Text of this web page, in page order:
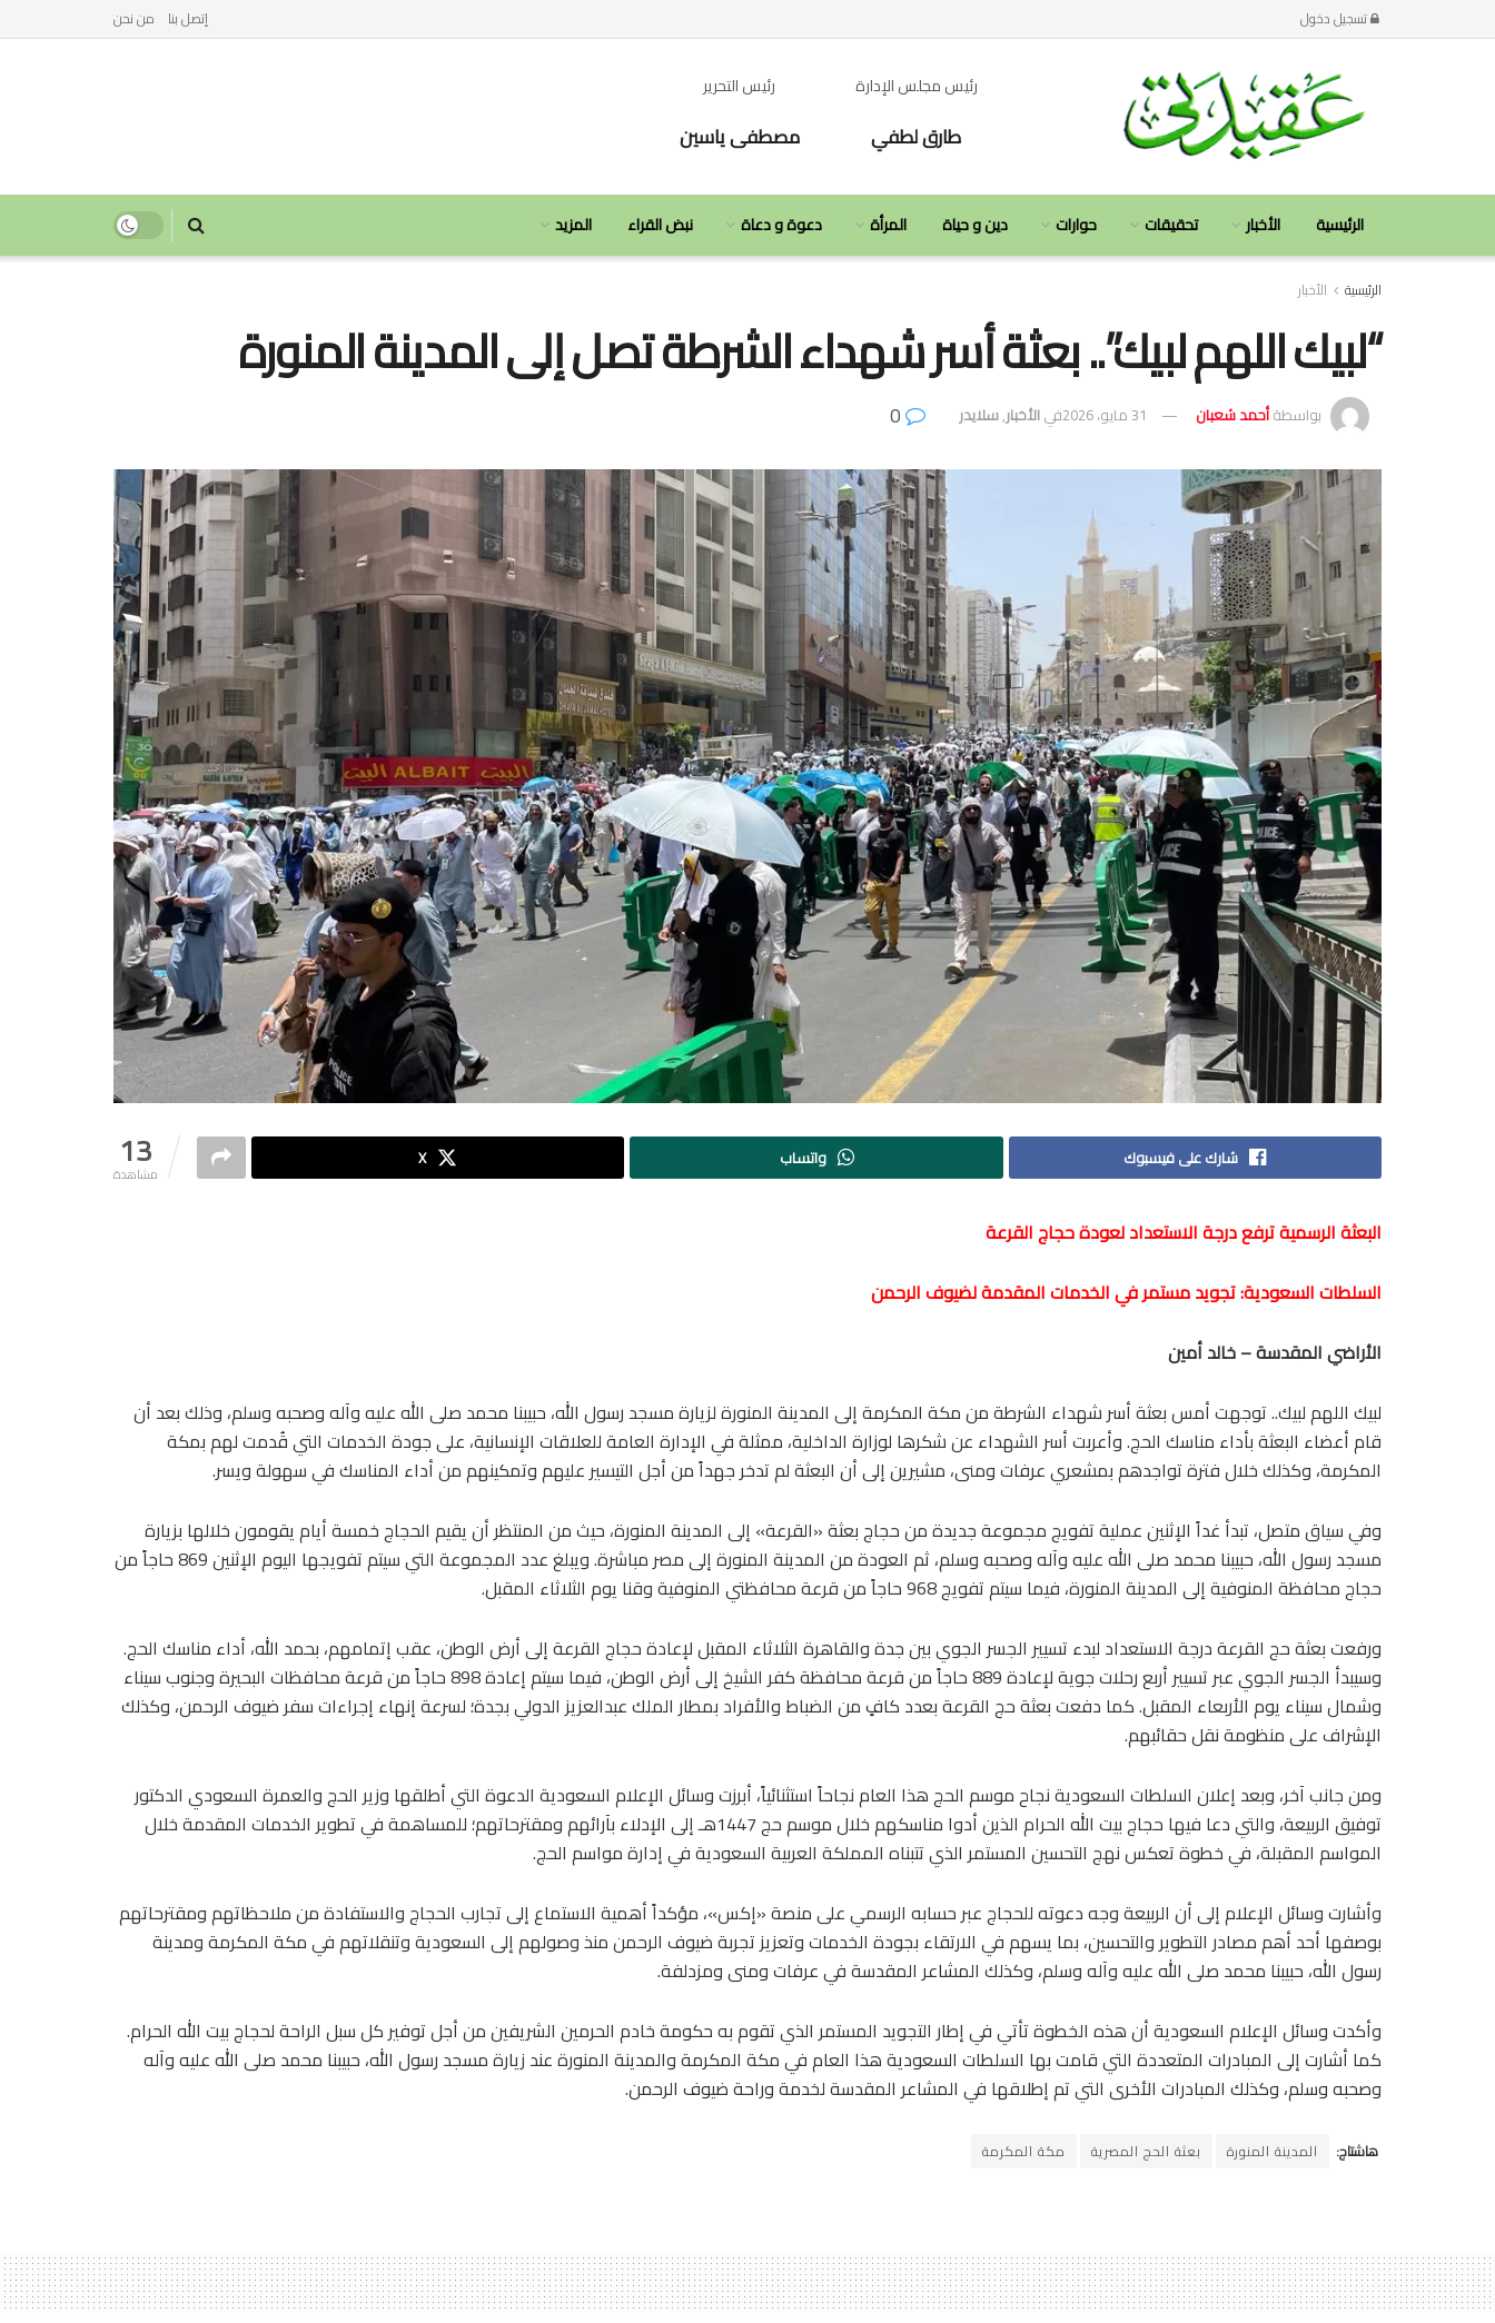
تسجيل دخول إتصل بنا من نحن
رئيس مجلس الإدارة
طارق لطفي
رئيس التحرير
مصطفى ياسين
الرئيسية الأخبار تحقيقات حوارات دين و حياة المرأة دعوة و دعاة نبض القراء المزيد
الرئيسية الأخبار
“لبيك اللهم لبيك”.. بعثة أسر شهداء الشرطة تصل إلى المدينة المنورة
بواسطةأحمد شعبان 31 مايو، 2026 فيالأخبار,سلايدر
13
مشاهدة
شارك على فيسبوك واتساب X
البعثة الرسمية ترفع درجة الاستعداد لعودة حجاج القرعة
السلطات السعودية: تجويد مستمر في الخدمات المقدمة لضيوف الرحمن
الأراضي المقدسة – خالد أمين
لبيك اللهم لبيك.. توجهت أمس بعثة أسر شهداء الشرطة من مكة المكرمة إلى المدينة المنورة لزيارة مسجد رسول الله، حبيبنا محمد صلى الله عليه وآله وصحبه وسلم، وذلك بعد أن
قام أعضاء البعثة بأداء مناسك الحج. وأعربت أسر الشهداء عن شكرها لوزارة الداخلية، ممثلة في الإدارة العامة للعلاقات الإنسانية، على جودة الخدمات التي قُدمت لهم بمكة
المكرمة، وكذلك خلال فترة تواجدهم بمشعري عرفات ومنى، مشيرين إلى أن البعثة لم تدخر جهداً من أجل التيسير عليهم وتمكينهم من أداء المناسك في سهولة ويسر.
وفي سياق متصل، تبدأ غداً الإثنين عملية تفويج مجموعة جديدة من حجاج بعثة «القرعة» إلى المدينة المنورة، حيث من المنتظر أن يقيم الحجاج خمسة أيام يقومون خلالها بزيارة
مسجد رسول الله، حبيبنا محمد صلى الله عليه وآله وصحبه وسلم، ثم العودة من المدينة المنورة إلى مصر مباشرة. ويبلغ عدد المجموعة التي سيتم تفويجها اليوم الإثنين 869 حاجاً من
حجاج محافظة المنوفية إلى المدينة المنورة، فيما سيتم تفويج 968 حاجاً من قرعة محافظتي المنوفية وقنا يوم الثلاثاء المقبل.
ورفعت بعثة حج القرعة درجة الاستعداد لبدء تسيير الجسر الجوي بين جدة والقاهرة الثلاثاء المقبل لإعادة حجاج القرعة إلى أرض الوطن، عقب إتمامهم، بحمد الله، أداء مناسك الحج.
وسيبدأ الجسر الجوي عبر تسيير أربع رحلات جوية لإعادة 889 حاجاً من قرعة محافظة كفر الشيخ إلى أرض الوطن، فيما سيتم إعادة 898 حاجاً من قرعة محافظات البحيرة وجنوب سيناء
وشمال سيناء يوم الأربعاء المقبل. كما دفعت بعثة حج القرعة بعدد كافٍ من الضباط والأفراد بمطار الملك عبدالعزيز الدولي بجدة؛ لسرعة إنهاء إجراءات سفر ضيوف الرحمن، وكذلك
الإشراف على منظومة نقل حقائبهم.
ومن جانب آخر، وبعد إعلان السلطات السعودية نجاح موسم الحج هذا العام نجاحاً استثنائياً، أبرزت وسائل الإعلام السعودية الدعوة التي أطلقها وزير الحج والعمرة السعودي الدكتور
توفيق الربيعة، والتي دعا فيها حجاج بيت الله الحرام الذين أدوا مناسكهم خلال موسم حج 1447هـ إلى الإدلاء بآرائهم ومقترحاتهم؛ للمساهمة في تطوير الخدمات المقدمة خلال
المواسم المقبلة، في خطوة تعكس نهج التحسين المستمر الذي تتبناه المملكة العربية السعودية في إدارة مواسم الحج.
وأشارت وسائل الإعلام إلى أن الربيعة وجه دعوته للحجاج عبر حسابه الرسمي على منصة «إكس»، مؤكداً أهمية الاستماع إلى تجارب الحجاج والاستفادة من ملاحظاتهم ومقترحاتهم
بوصفها أحد أهم مصادر التطوير والتحسين، بما يسهم في الارتقاء بجودة الخدمات وتعزيز تجربة ضيوف الرحمن منذ وصولهم إلى السعودية وتنقلاتهم في مكة المكرمة ومدينة
رسول الله، حبيبنا محمد صلى الله عليه وآله وسلم، وكذلك المشاعر المقدسة في عرفات ومنى ومزدلفة.
وأكدت وسائل الإعلام السعودية أن هذه الخطوة تأتي في إطار التجويد المستمر الذي تقوم به حكومة خادم الحرمين الشريفين من أجل توفير كل سبل الراحة لحجاج بيت الله الحرام.
كما أشارت إلى المبادرات المتعددة التي قامت بها السلطات السعودية هذا العام في مكة المكرمة والمدينة المنورة عند زيارة مسجد رسول الله، حبيبنا محمد صلى الله عليه وآله
وصحبه وسلم، وكذلك المبادرات الأخرى التي تم إطلاقها في المشاعر المقدسة لخدمة وراحة ضيوف الرحمن.
هاشتاج: المدينة المنورة بعثة الحج المصرية مكة المكرمة